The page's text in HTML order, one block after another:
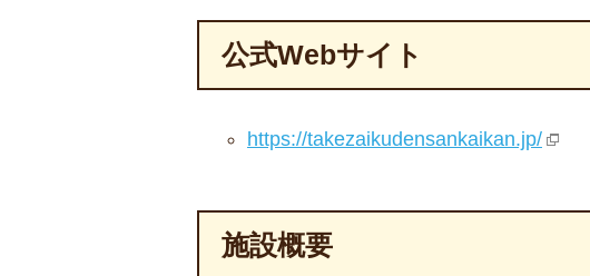
公式Webサイト
https://takezaikudensankaikan.jp/
施設概要